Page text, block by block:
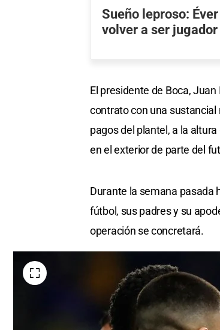
Sueño leproso:
volver a ser
El presidente de Boca,
contrato con una
pagos del plantel, a la
en el exterior de parte del
Durante la semana pasada
fútbol, sus padres y su
operación se concretará.